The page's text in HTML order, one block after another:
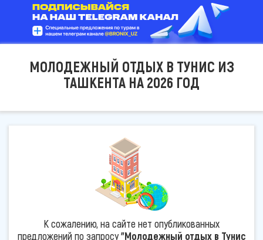
МОЛОДЕЖНЫЙ ОТДЫХ В ТУНИС ИЗ
ТАШКЕНТА НА 2026 ГОД
К сожалению, на сайте нет опубликованных
предложений по запросу"Молодежный отдых в Тунис